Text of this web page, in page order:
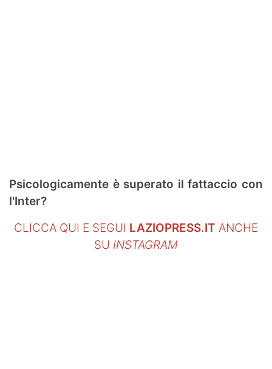
Psicologicamente è superato il fattaccio con
l'Inter?
CLICCA QUI E SEGUI LAZIOPRESS.IT ANCHE
SU INSTAGRAM